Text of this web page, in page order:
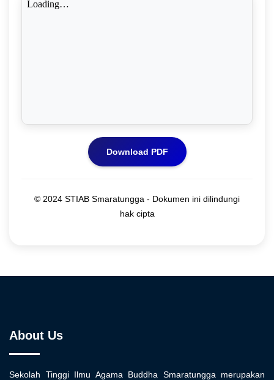
Download PDF
© 2024 STIAB Smaratungga - Dokumen ini dilindungi
hak cipta
About Us
Sekolah Tinggi Ilmu Agama Buddha Smaratungga merupakan